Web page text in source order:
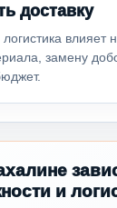
доставку
влияет
замену
и